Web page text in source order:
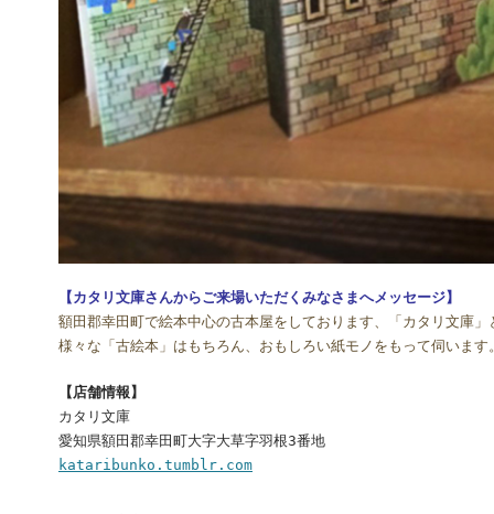
【カタリ文庫さんからご来場いただくみなさまへメッセージ】
額田郡幸田町で絵本中心の古本屋をしております、「カタリ文庫」
様々な「古絵本」はもちろん、おもしろい紙モノをもって伺いま
【店舗情報】
カタリ文庫
愛知県額田郡幸田町大字大草字羽根3番地
kataribunko.tumblr.com